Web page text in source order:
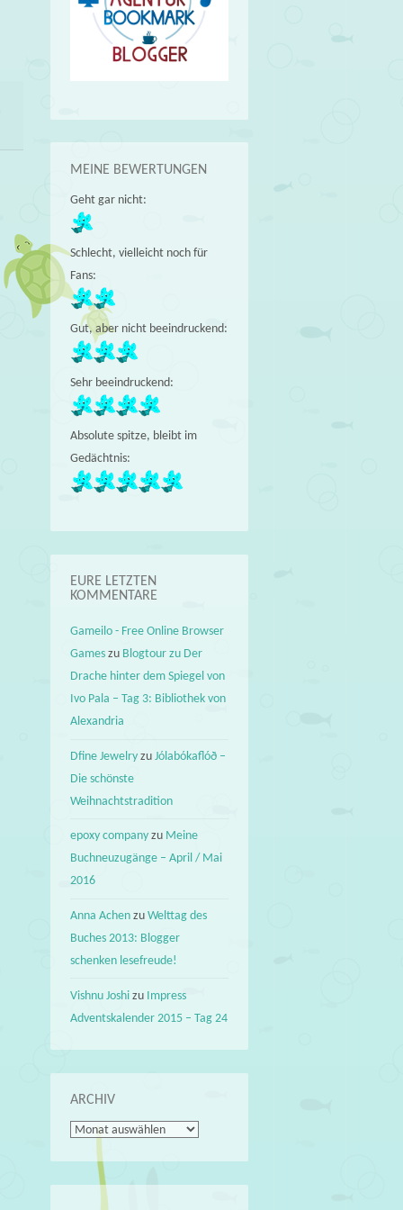
MEINE BEWERTUNGEN
Geht gar nicht:
Schlecht, vielleicht noch für
Fans:
Gut, aber nicht beeindruckend:
Sehr beeindruckend:
Absolute spitze, bleibt im
Gedächtnis:
EURE LETZTEN
KOMMENTARE
Gameilo - Free Online Browser
Games zu Blogtour zu Der
Drache hinter dem Spiegel von
Ivo Pala – Tag 3: Bibliothek von
Alexandria
Dfine Jewelry zuJólabókaflóð –
Die schönste
Weihnachtstradition
epoxy company zu Meine
Buchneuzugänge – April / Mai
2016
Anna Achen zuWelttag des
Buches 2013: Blogger
schenken lesefreude!
Vishnu Joshi zu Impress
Adventskalender 2015 – Tag 24
ARCHIV
Archiv